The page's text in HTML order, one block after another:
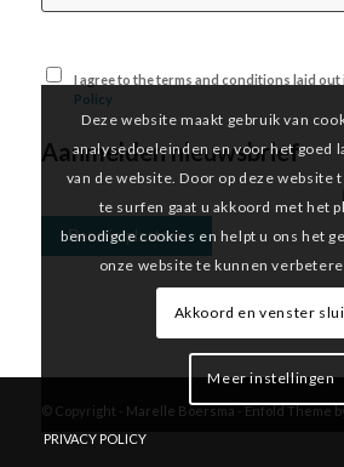
I agree to the terms and conditions laid
Policy
Aanmelden nieuwsbrief
© Copyright - Marelle Boersma-Enfold Theme
PRIVACY POLICY
Deze website maakt gebruik van
analysedoeleinden en voor het goed
van de website. Door op deze website
te surfen gaat u akkoord met het
benodigde cookies en helpt u ons het
onze website te kunnen
Akkoord en venster
Meer instellingen